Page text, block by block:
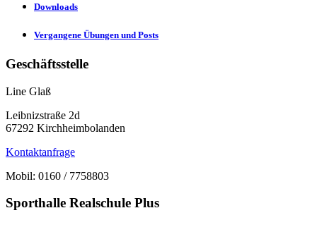
Downloads
Vergangene Übungen und Posts
Geschäftsstelle
Line Glaß
Leibnizstraße 2d
67292 Kirchheimbolanden
Kontaktanfrage
Mobil: 0160 / 7758803
Sporthalle Realschule Plus